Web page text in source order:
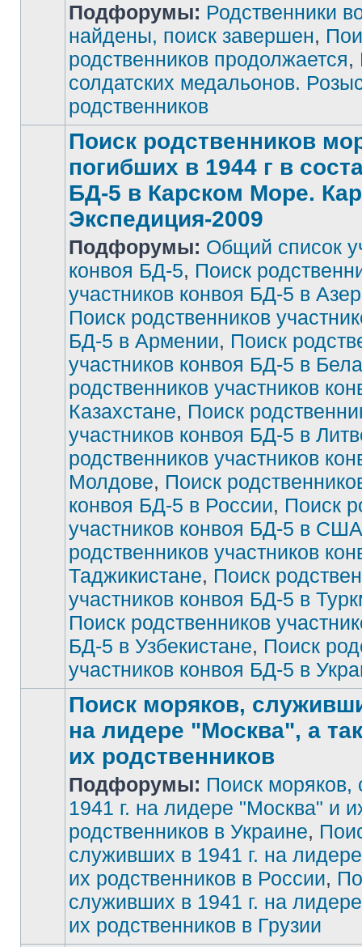
непрочитанных
сообщений
Подфорумы: Родственники
найдены, поиск завершен,
родственников продолжается,
солдатских медальонов.
родственников
Нет
непрочитанных
сообщений
Поиск родственников
погибших в 1944 г в
БД-5 в Карском Море.
Экспедиция-2009
Подфорумы: Общий список
конвоя БД-5, Поиск
участников конвоя БД-5 в
Поиск родственников
БД-5 в Армении, Поиск
участников конвоя БД-5 в
родственников участников
Казахстане, Поиск
участников конвоя БД-5 в
родственников участников
Молдове, Поиск
конвоя БД-5 в России, Поиск
участников конвоя БД-5 в США
родственников участников
Таджикистане, Поиск
участников конвоя БД-5 в
Поиск родственников
БД-5 в Узбекистане, Поиск
участников конвоя БД-5 в
Нет
непрочитанных
Поиск моряков,
на лидере "Москва", а
их родственников
Подфорумы: Поиск
1941 г. на лидере "Москва" и
родственников в Украине,
служивших в 1941 г. на
их родственников в России,
служивших в 1941 г. на
их родственников в Грузии